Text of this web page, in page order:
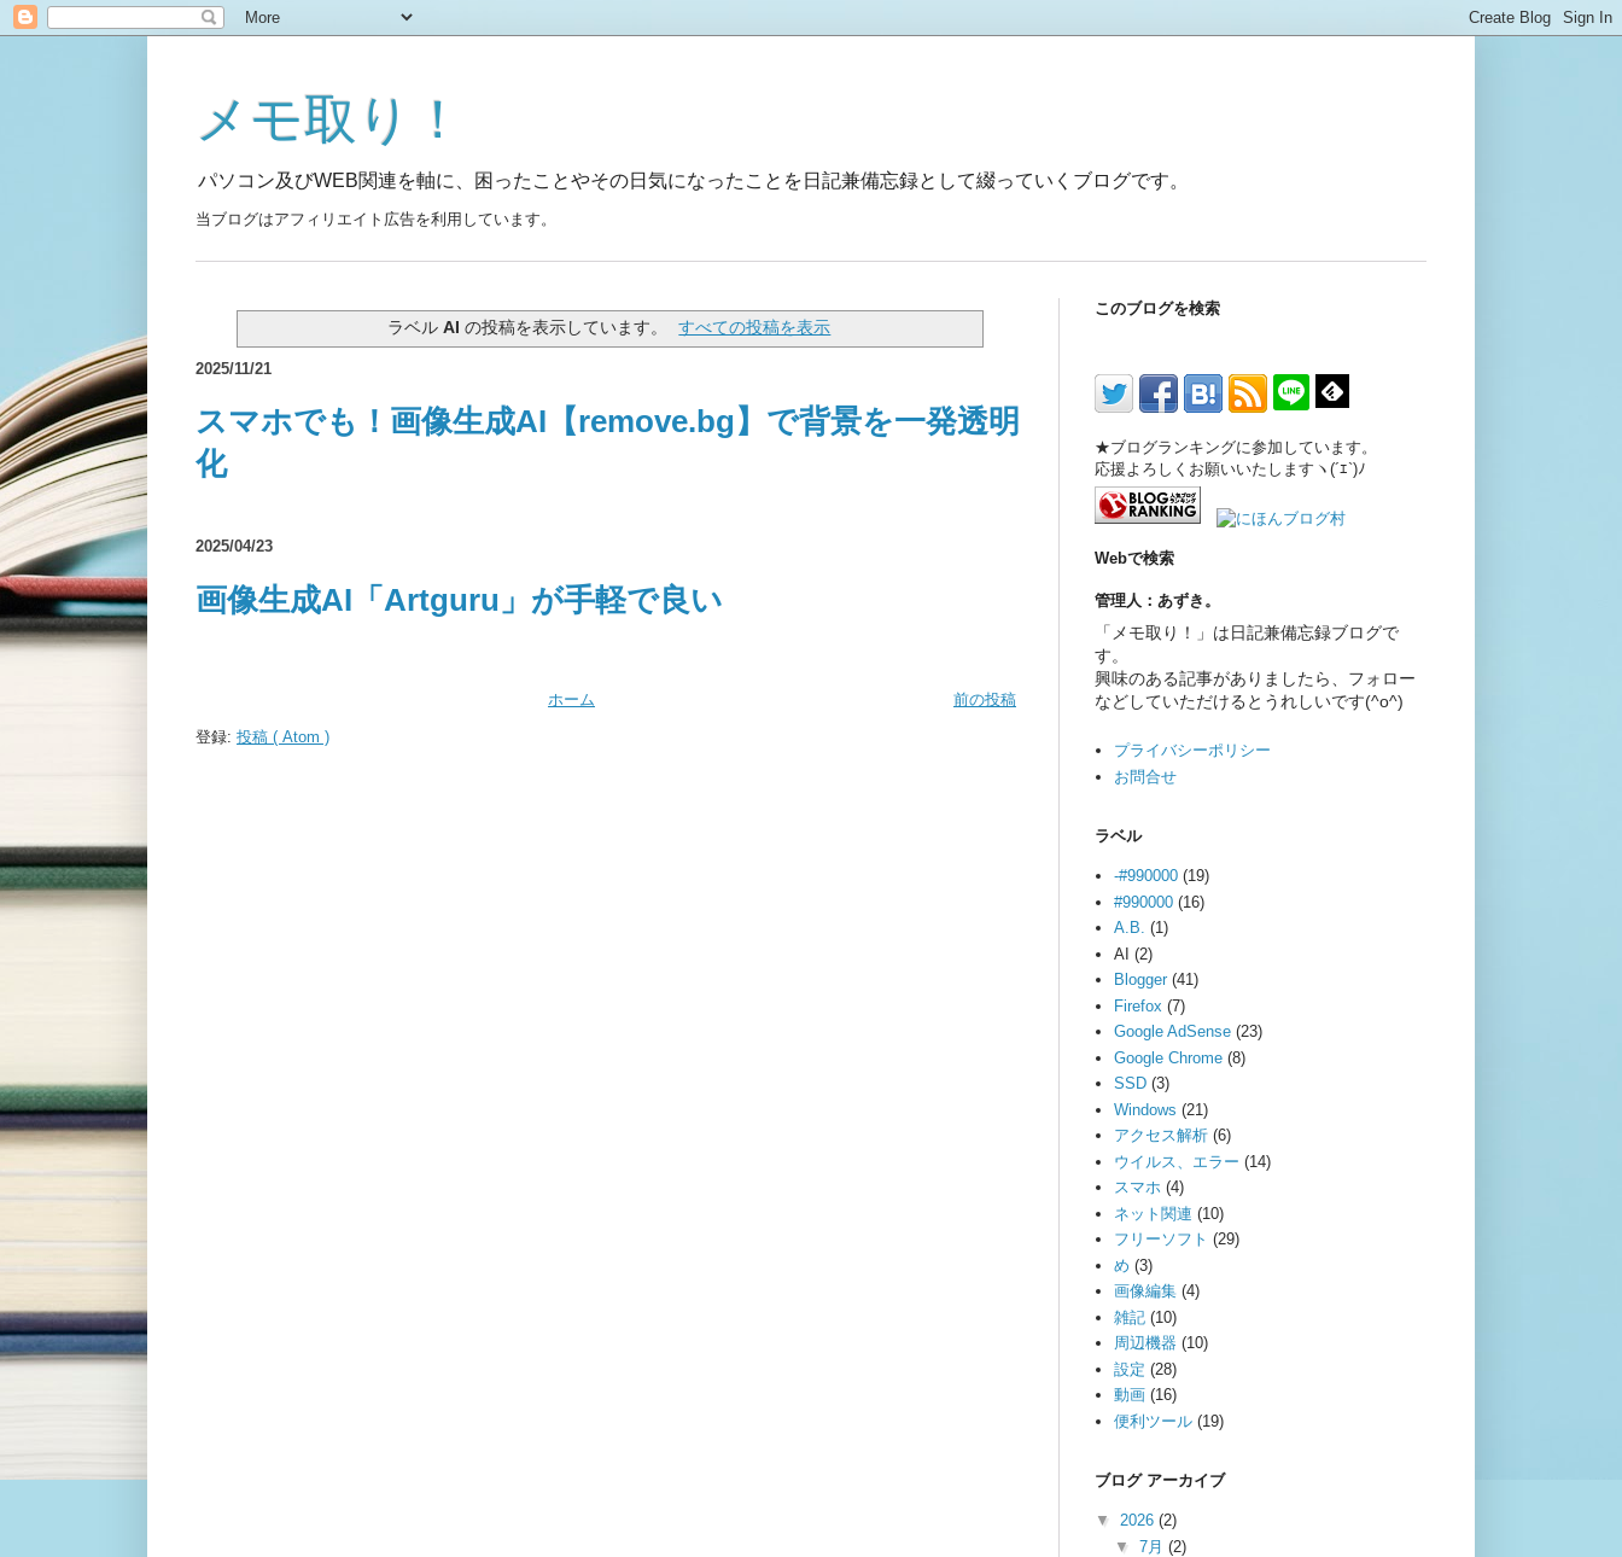
メモ取り！
パソコン及びWEB関連を軸に、困ったことやその日気になったことを日記兼備忘録として綴っていくブログです。
当ブログはアフィリエイト広告を利用しています。
ラベル AI の投稿を表示しています。 すべての投稿を表示
2025/11/21
スマホでも！画像生成AI【remove.bg】で背景を一発透明
化
2025/04/23
画像生成AI「Artguru」が手軽で良い
前の投稿
ホーム
登録: 投稿 ( Atom )
このブログを検索
★ブログランキングに参加しています。
応援よろしくお願いいたしますヽ(´ｴ`)ﾉ
Webで検索
管理人：あずき。
「メモ取り！」は日記兼備忘録ブログで
す。
興味のある記事がありましたら、フォロー
などしていただけるとうれしいです(^o^)
プライバシーポリシー
お問合せ
ラベル
-#990000 (19)
#990000 (16)
A.B. (1)
AI
(2)
Blogger (41)
Firefox (7)
Google AdSense (23)
Google Chrome (8)
SSD (3)
Windows (21)
アクセス解析 (6)
ウイルス、エラー (14)
スマホ (4)
ネット関連 (10)
フリーソフト (29)
め (3)
画像編集 (4)
雑記 (10)
周辺機器 (10)
設定 (28)
動画 (16)
便利ツール (19)
ブログ アーカイブ
▼ 2026 (2)
▼ 7月 (2)